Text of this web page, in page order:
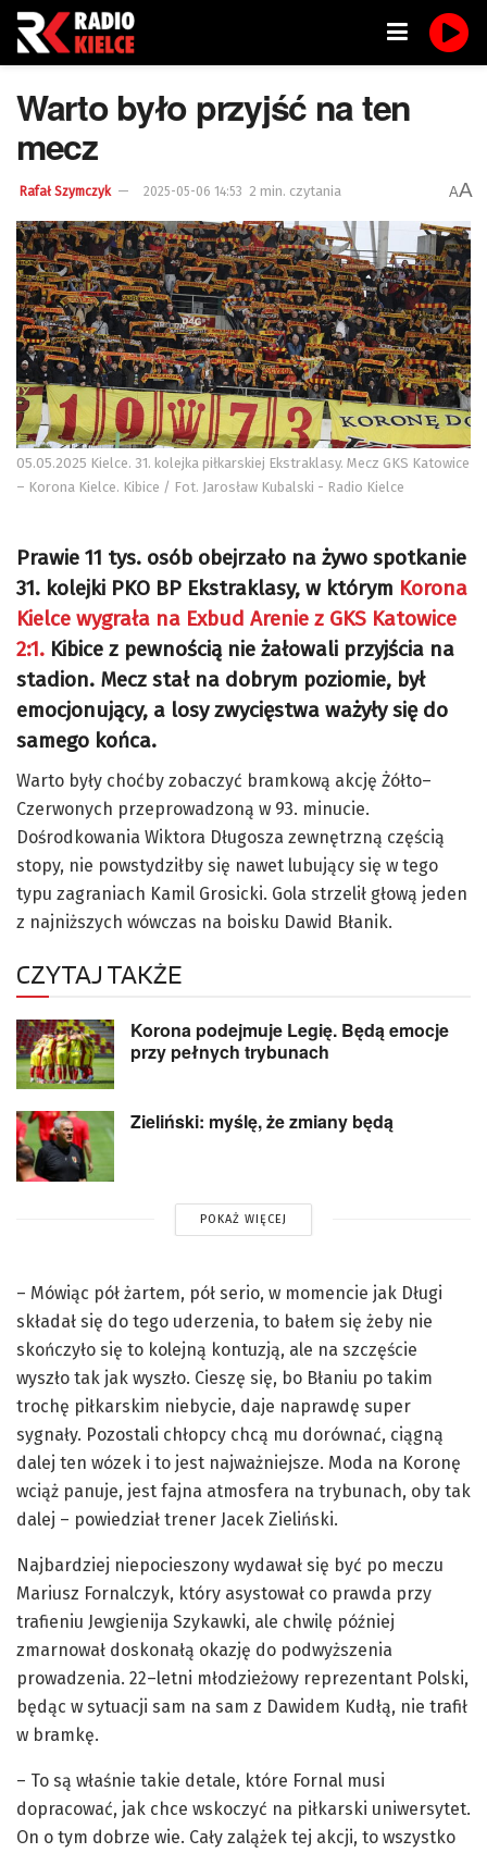
Warto było przyjść na ten
mecz
Rafał Szymczyk 2025-05-06 14:53 2 min. czytania AA
05.05.2025 Kielce. 31. kolejka piłkarskiej Ekstraklasy. Mecz GKS Katowice
– Korona Kielce. Kibice / Fot. Jarosław Kubalski - Radio Kielce
Prawie 11 tys. osób obejrzało na żywo spotkanie
31. kolejki PKO BP Ekstraklasy, w którym Korona
Kielce wygrała na Exbud Arenie z GKS Katowice
2:1. Kibice z pewnością nie żałowali przyjścia na
stadion. Mecz stał na dobrym poziomie, był
emocjonujący, a losy zwycięstwa ważyły się do
samego końca.
Warto były choćby zobaczyć bramkową akcję Żółto–
Czerwonych przeprowadzoną w 93. minucie.
Dośrodkowania Wiktora Długosza zewnętrzną częścią
stopy, nie powstydziłby się nawet lubujący się w tego
typu zagraniach Kamil Grosicki. Gola strzelił głową jeden
z najniższych wówczas na boisku Dawid Błanik.
CZYTAJ TAKŻE
Korona podejmuje Legię. Będą emocje
przy pełnych trybunach
Zieliński: myślę, że zmiany będą
POKAŻ WIĘCEJ
– Mówiąc pół żartem, pół serio, w momencie jak Długi
składał się do tego uderzenia, to bałem się żeby nie
skończyło się to kolejną kontuzją, ale na szczęście
wyszło tak jak wyszło. Cieszę się, bo Błaniu po takim
trochę piłkarskim niebycie, daje naprawdę super
sygnały. Pozostali chłopcy chcą mu dorównać, ciągną
dalej ten wózek i to jest najważniejsze. Moda na Koronę
wciąż panuje, jest fajna atmosfera na trybunach, oby tak
dalej – powiedział trener Jacek Zieliński.
Najbardziej niepocieszony wydawał się być po meczu
Mariusz Fornalczyk, który asystował co prawda przy
trafieniu Jewgienija Szykawki, ale chwilę później
zmarnował doskonałą okazję do podwyższenia
prowadzenia. 22–letni młodzieżowy reprezentant Polski,
będąc w sytuacji sam na sam z Dawidem Kudłą, nie trafił
w bramkę.
– To są właśnie takie detale, które Fornal musi
dopracować, jak chce wskoczyć na piłkarski uniwersytet.
On o tym dobrze wie. Cały zalążek tej akcji, to wszystko